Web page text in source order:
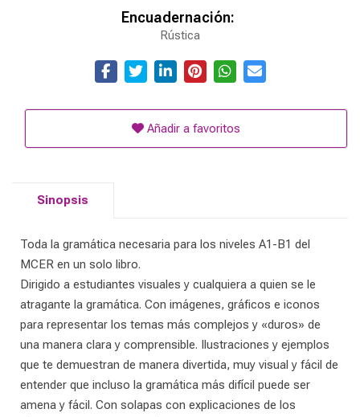
Encuadernación:
Rústica
Añadir a favoritos
Sinopsis
Toda la gramática necesaria para los niveles A1-B1 del
MCER en un solo libro.
Dirigido a estudiantes visuales y cualquiera a quien se le
atragante la gramática. Con imágenes, gráficos e iconos
para representar los temas más complejos y «duros» de
una manera clara y comprensible. Ilustraciones y ejemplos
que te demuestran de manera divertida, muy visual y fácil de
entender que incluso la gramática más difícil puede ser
amena y fácil. Con solapas con explicaciones de los